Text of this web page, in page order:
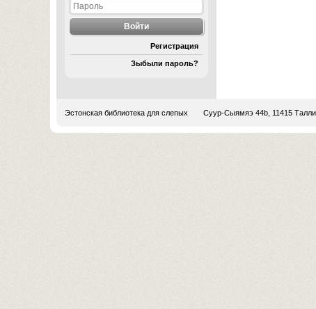
Регистрация
Зыбыли пароль?
Эстонская библиотека для слепых Суур-Сыямяэ 44b, 11415